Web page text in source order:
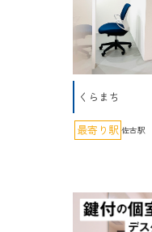
くらまち
最寄り駅 佐古駅